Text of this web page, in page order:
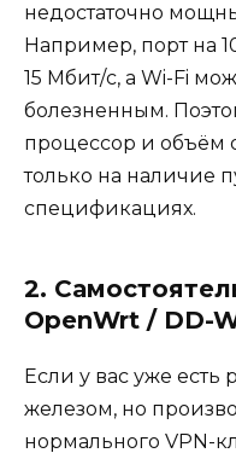
недостаточно
Например, порт на
15 Мбит/с, а Wi-Fi
болезненным.
процессор и объём
только на наличие
спецификациях.
2.
OpenWrt / DD-
Если у вас уже
железом, но
нормального VPN-